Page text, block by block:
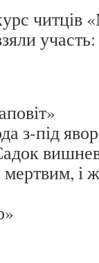
читців
участь:
з-під
і